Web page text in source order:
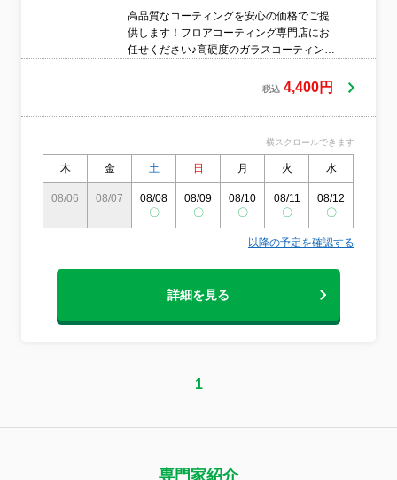
高品質なコーティングを安心の価格でご提
供します！フロアコーティング専門店にお
任せください♪高硬度のガラスコーティング
税込 4,400円
横スクロールできます
木 金 土 日 月 火 水
08/06
-
08/07
-
08/08
〇
08/09
〇
08/10
〇
08/11
〇
08/12
〇
以降の予定を確認する
詳細を見る
1
専門家紹介